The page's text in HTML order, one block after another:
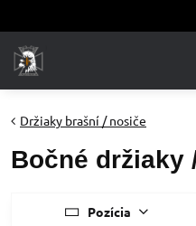
Držiaky brašní / nosiče
Bočné držiaky
Pozícia